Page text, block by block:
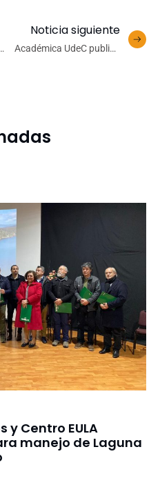
Noticia siguiente
Académica UdeC publica
Centro EULA
manejo de Laguna